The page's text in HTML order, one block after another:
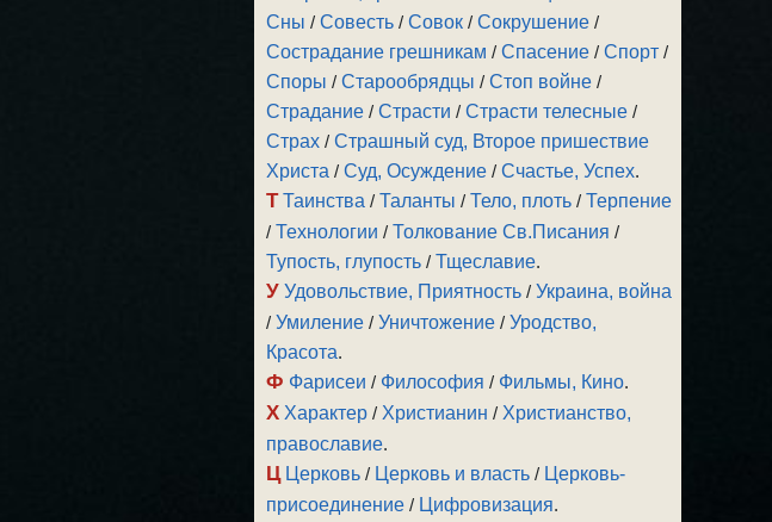
Сны /Совесть /Совок /Сокрушение /
Сострадание грешникам /Спасение /Спорт /
Споры /Старообрядцы /Стоп войне /
Страдание /Страсти /Страсти телесные /
Страх /Страшный суд, Второе пришествие
Христа /Суд, Осуждение /Счастье, Успех.
Т Таинства /Таланты /Тело, плоть /Терпение
/Технологии /Толкование Св.Писания /
Тупость, глупость /Тщеславие.
У Удовольствие, Приятность /Украина, война
/Умиление /Уничтожение /Уродство,
Красота.
Ф Фарисеи / Философия / Фильмы, Кино.
Х Характер / Христианин / Христианство,
православие.
Ц Церковь / Церковь и власть / Церковь-
присоединение / Цифровизация.